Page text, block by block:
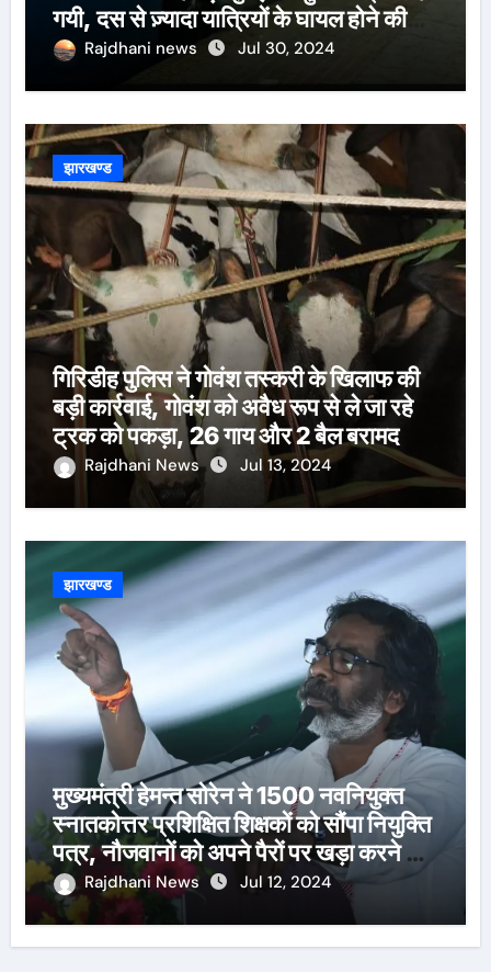
गयी, दस से ज़्यादा यात्रियों के घायल होने की
खबर।सरायकेला के वरीय पदाधिकारी
Rajdhani news Jul 30, 2024
झारखण्ड
गिरिडीह पुलिस ने गोवंश तस्करी के खिलाफ की
बड़ी कार्रवाई, गोवंश को अवैध रूप से ले जा रहे
ट्रक को पकड़ा, 26 गाय और 2 बैल बरामद
Rajdhani News Jul 13, 2024
झारखण्ड
मुख्यमंत्री हेमन्त सोरेन ने 1500 नवनियुक्त
स्नातकोत्तर प्रशिक्षित शिक्षकों को सौंपा नियुक्ति
पत्र, नौजवानों को अपने पैरों पर खड़ा करने का
दोहराया संकल्प
Rajdhani News Jul 12, 2024